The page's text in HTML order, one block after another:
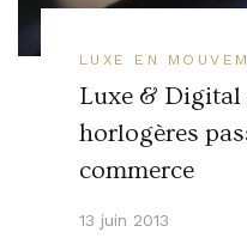
LUXE EN
Luxe & Digital
horlogères
commerce
13 juin 2013